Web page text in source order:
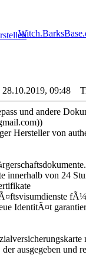
28.10.2019, 09:48
und andere
Hersteller von
innerhalb von 24
IdentitÃ¤t
ausgegeben und